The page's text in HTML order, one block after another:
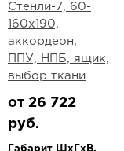
Стенли-7, 60-
160х190,
аккордеон,
ППУ, НПБ, ящик,
выбор ткани
от 26 722
руб.
Габарит ШхГхВ,